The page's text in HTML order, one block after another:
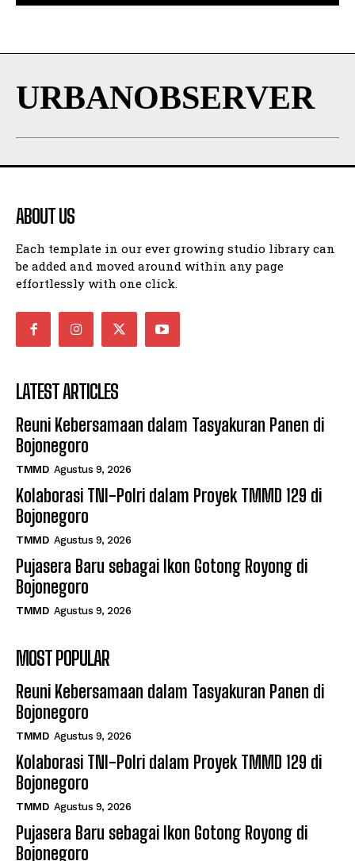
URBANOBSERVER
ABOUT US
Each template in our ever growing studio library can
be added and moved around within any page
effortlessly with one click.
LATEST ARTICLES
Reuni Kebersamaan dalam Tasyakuran Panen di
Bojonegoro
TMMD Agustus 9, 2026
Kolaborasi TNI-Polri dalam Proyek TMMD 129 di
Bojonegoro
TMMD Agustus 9, 2026
Pujasera Baru sebagai Ikon Gotong Royong di
Bojonegoro
TMMD Agustus 9, 2026
MOST POPULAR
Reuni Kebersamaan dalam Tasyakuran Panen di
Bojonegoro
TMMD Agustus 9, 2026
Kolaborasi TNI-Polri dalam Proyek TMMD 129 di
Bojonegoro
TMMD Agustus 9, 2026
Pujasera Baru sebagai Ikon Gotong Royong di
Bojonegoro